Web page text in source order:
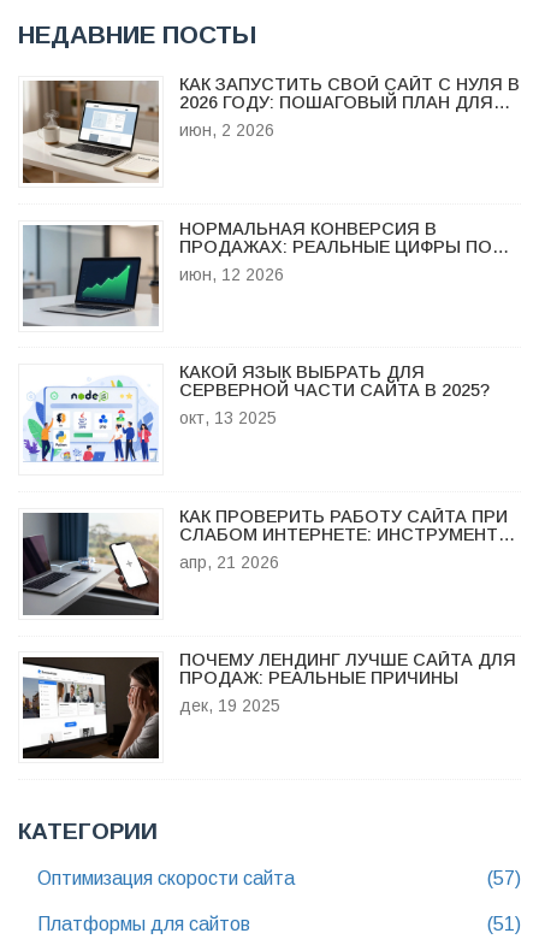
НЕДАВНИЕ ПОСТЫ
КАК ЗАПУСТИТЬ СВОЙ САЙТ С НУЛЯ В
2026 ГОДУ: ПОШАГОВЫЙ ПЛАН ДЛЯ
НОВИЧКОВ
июн, 2 2026
НОРМАЛЬНАЯ КОНВЕРСИЯ В
ПРОДАЖАХ: РЕАЛЬНЫЕ ЦИФРЫ ПО
НИШАМ И КАК ИХ ПОДНЯТЬ
июн, 12 2026
КАКОЙ ЯЗЫК ВЫБРАТЬ ДЛЯ
СЕРВЕРНОЙ ЧАСТИ САЙТА В 2025?
окт, 13 2025
КАК ПРОВЕРИТЬ РАБОТУ САЙТА ПРИ
СЛАБОМ ИНТЕРНЕТЕ: ИНСТРУМЕНТЫ
И МЕТОДЫ
апр, 21 2026
ПОЧЕМУ ЛЕНДИНГ ЛУЧШЕ САЙТА ДЛЯ
ПРОДАЖ: РЕАЛЬНЫЕ ПРИЧИНЫ
дек, 19 2025
КАТЕГОРИИ
Оптимизация скорости сайта (57)
Платформы для сайтов (51)